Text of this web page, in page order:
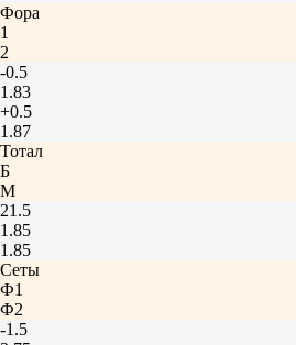
Фора
1
2
-0.5
1.83
+0.5
1.87
Тотал
Б
М
21.5
1.85
1.85
Сеты
Ф1
Ф2
-1.5